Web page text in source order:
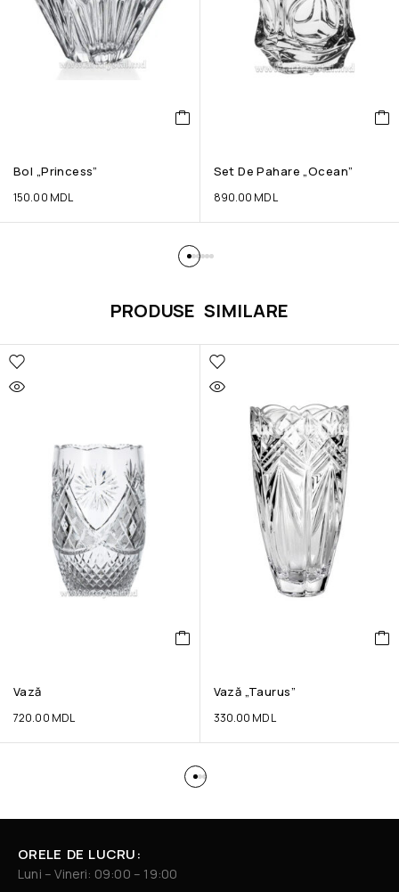
Bol „Princess”
150.00 MDL
Set De Pahare „Ocean”
890.00 MDL
PRODUSE SIMILARE
Vază
720.00 MDL
Vază „Taurus”
330.00 MDL
ORELE DE LUCRU:
Luni – Vineri: 09:00 – 19:00